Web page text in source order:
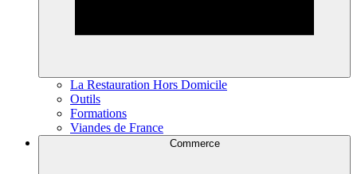
La Restauration Hors Domicile
Outils
Formations
Viandes de France
Commerce